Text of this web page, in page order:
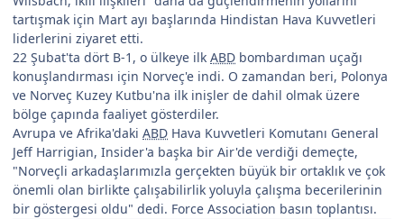
tartışmak için Mart ayı başlarında Hindistan Hava Kuvvetleri
liderlerini ziyaret etti.
22 Şubat'ta dört B-1, o ülkeye ilk ABD bombardıman uçağı
konuşlandırması için Norveç'e indi. O zamandan beri, Polonya
ve Norveç Kuzey Kutbu'na ilk inişler de dahil olmak üzere
bölge çapında faaliyet gösterdiler.
Avrupa ve Afrika'daki ABD Hava Kuvvetleri Komutanı General
Jeff Harrigian, Insider'a başka bir Air'de verdiği demeçte,
"Norveçli arkadaşlarımızla gerçekten büyük bir ortaklık ve çok
önemli olan birlikte çalışabilirlik yoluyla çalışma becerilerinin
bir göstergesi oldu" dedi. Force Association basın toplantısı.